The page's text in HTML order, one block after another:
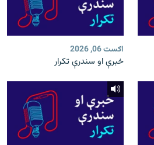
اګست 06, 2026
خبرې او سندرې تکرار